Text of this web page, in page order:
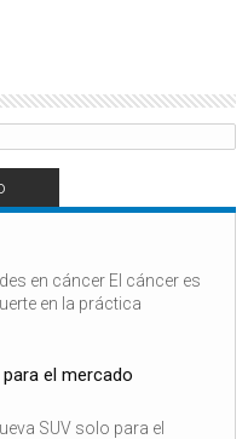
en cáncer El cáncer es
en la práctica
el mercado
SUV solo para el